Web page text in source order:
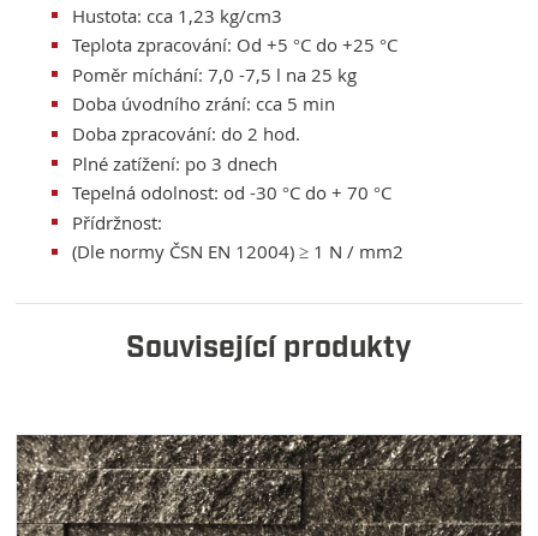
Hustota: cca 1,23 kg/cm3
Teplota zpracování: Od +5 °C do +25 °C
Poměr míchání: 7,0 -7,5 l na 25 kg
Doba úvodního zrání: cca 5 min
Doba zpracování: do 2 hod.
Plné zatížení: po 3 dnech
Tepelná odolnost: od -30 °C do + 70 °C
Přídržnost:
(Dle normy ČSN EN 12004) ≥ 1 N / mm2
Související produkty